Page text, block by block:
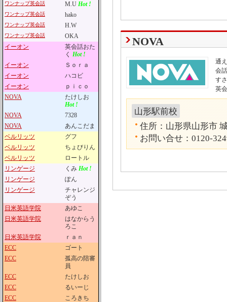
ワンナップ英会話 M.U Hot !
ワンナップ英会話 hako
ワンナップ英会話 H.W
ワンナップ英会話
OKA
イーオン
英会話おた
く Hot !
イーオン
Ｓｏｒａ
イーオン
ハコビ
イーオン
ｐｉｃｏ
NOVA
たけしお
Hot !
NOVA
7328
NOVA
あんこだま
ベルリッツ
グフ
ベルリッツ
ちょびりん
ベルリッツ
ロートル
リンゲージ
くみ Hot !
リンゲージ
ぽん
リンゲージ
チャレンジ
ぞう
日米英語学院
あゆこ
日米英語学院
はなからう
ろこ
日米英語学院
ｒａｎ
ECC
ゴート
ECC
孤高の陪審
員
ECC
たけしお
ECC
るいーじ
ECC
ころきち
NOVA
通
会
す
英
山形駅前校
住所：山形県山形市
お問い合せ：0120-